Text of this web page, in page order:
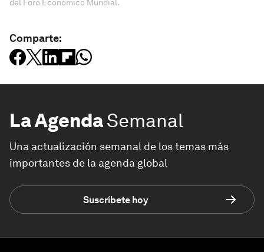
del Foro Económico Mundial.
Comparte:
La AgendaSemanal
Una actualización semanal de los temas más
importantes de la agenda global
Suscríbete hoy